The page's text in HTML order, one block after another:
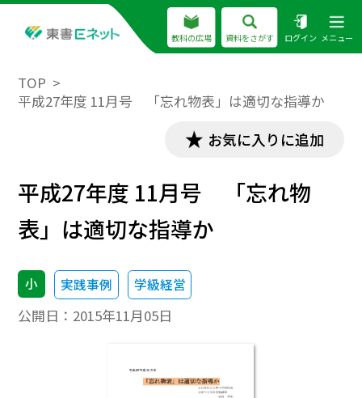
教科の広場 資料をさがす ログイン メニュー
TOP
平成27年度 11月号 「忘れ物表」は適切な指導か
お気に入りに追加
平成27年度 11月号 「忘れ物
表」は適切な指導か
小 実践事例 学級経営
公開日： 2015年11月05日